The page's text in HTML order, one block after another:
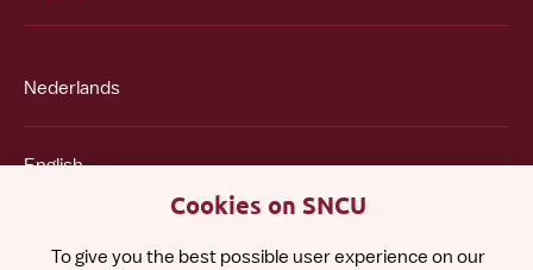
Nederlands
English
Cookies on SNCU
To give you the best possible user experience on our